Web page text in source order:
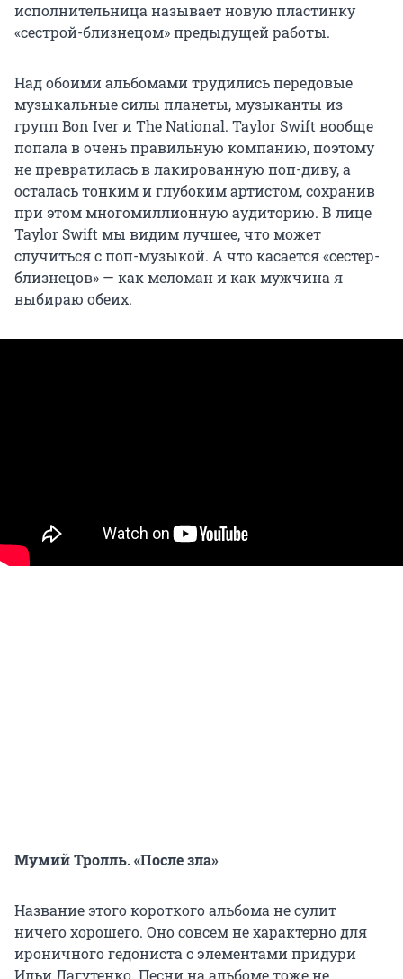
исполнительница называет новую пластинку
«сестрой-близнецом» предыдущей работы.
Над обоими альбомами трудились передовые
музыкальные силы планеты, музыканты из
групп Bon Iver и The National. Taylor Swift вообще
попала в очень правильную компанию, поэтому
не превратилась в лакированную поп-диву, а
осталась тонким и глубоким артистом, сохранив
при этом многомиллионную аудиторию. В лице
Taylor Swift мы видим лучшее, что может
случиться с поп-музыкой. А что касается «сестер-
близнецов» — как меломан и как мужчина я
выбираю обеих.
Мумий Тролль. «После зла»
Название этого короткого альбома не сулит
ничего хорошего. Оно совсем не характерно для
ироничного гедониста с элементами придури
Ильи Лагутенко. Песни на альбоме тоже не